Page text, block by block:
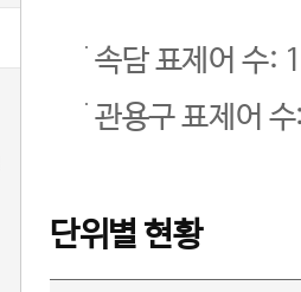
속담 표제어 수:
관용구 표제어
단위별 현황